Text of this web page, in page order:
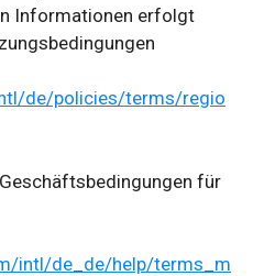
Informationen erfolgt
de/policies/terms/regio
für
intl/de_de/help/terms_m